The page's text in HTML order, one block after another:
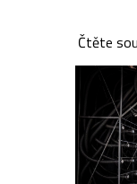
Čtěte